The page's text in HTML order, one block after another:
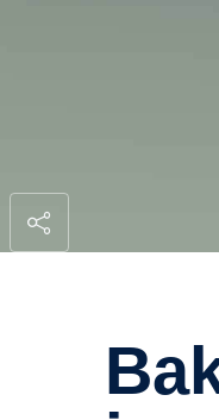
Bakker Goedhart zet met Scania